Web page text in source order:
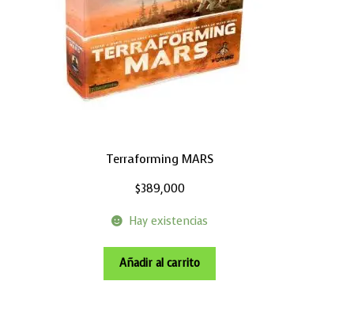
Terraforming MARS
$389,000
Hay existencias
Añadir al carrito